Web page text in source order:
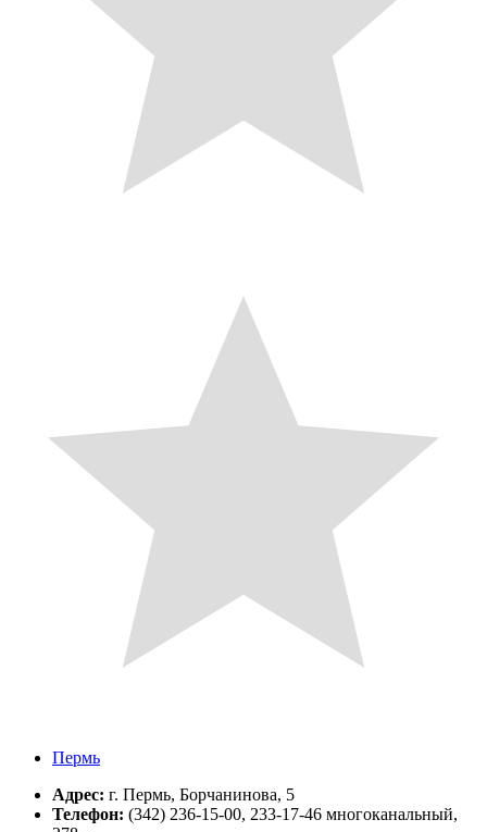
Пермь
Адрес: г. Пермь, Борчанинова, 5
Телефон: (342) 236-15-00, 233-17-46 многоканальный,